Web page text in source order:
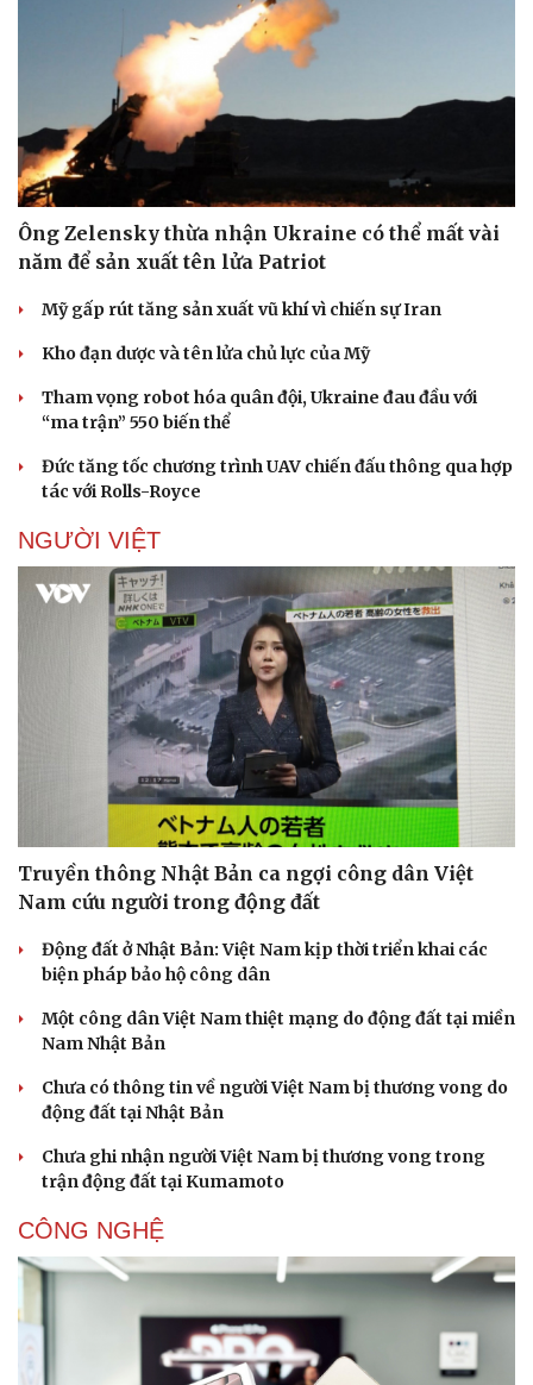
Doanh nghiệp
Thông tin doanh nghiệp
Doanh nghiệp 24h
Doanh nhân
Vì cộng đồng
Trải nghiệm
Ông Zelensky thừa nhận Ukraine có thể mất vài
năm để sản xuất tên lửa Patriot
Mỹ gấp rút tăng sản xuất vũ khí vì chiến sự Iran
Kho đạn dược và tên lửa chủ lực của Mỹ
Tham vọng robot hóa quân đội, Ukraine đau đầu với
“ma trận” 550 biến thể
Đức tăng tốc chương trình UAV chiến đấu thông qua hợp
tác với Rolls-Royce
NGƯỜI VIỆT
Truyền thông Nhật Bản ca ngợi công dân Việt
Nam cứu người trong động đất
Động đất ở Nhật Bản: Việt Nam kịp thời triển khai các
biện pháp bảo hộ công dân
Một công dân Việt Nam thiệt mạng do động đất tại miền
Nam Nhật Bản
Chưa có thông tin về người Việt Nam bị thương vong do
động đất tại Nhật Bản
Chưa ghi nhận người Việt Nam bị thương vong trong
trận động đất tại Kumamoto
CÔNG NGHỆ